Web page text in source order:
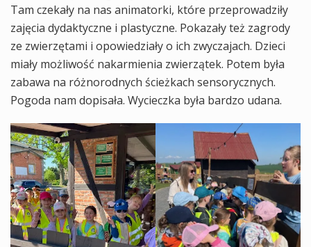
Tam czekały na nas animatorki, które przeprowadziły
zajęcia dydaktyczne i plastyczne. Pokazały też zagrody
ze zwierzętami i opowiedziały o ich zwyczajach. Dzieci
miały możliwość nakarmienia zwierzątek. Potem była
zabawa na różnorodnych ścieżkach sensorycznych.
Pogoda nam dopisała. Wycieczka była bardzo udana.